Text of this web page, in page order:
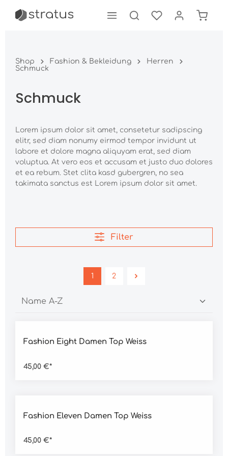
springen
Shop Fashion & Bekleidung
Herren
Schmuck
Schmuck
Lorem ipsum dolor sit amet, consetetur sadipscing
elitr, sed diam nonumy eirmod tempor invidunt ut
labore et dolore magna aliquyam erat, sed diam
voluptua. At vero eos et accusam et justo duo dolores
et ea rebum. Stet clita kasd gubergren, no sea
takimata sanctus est Lorem ipsum dolor sit amet.
Filter
1 2
Fashion Eight Damen Top Weiss
45,00 €*
Fashion Eleven Damen Top Weiss
45,00 €*